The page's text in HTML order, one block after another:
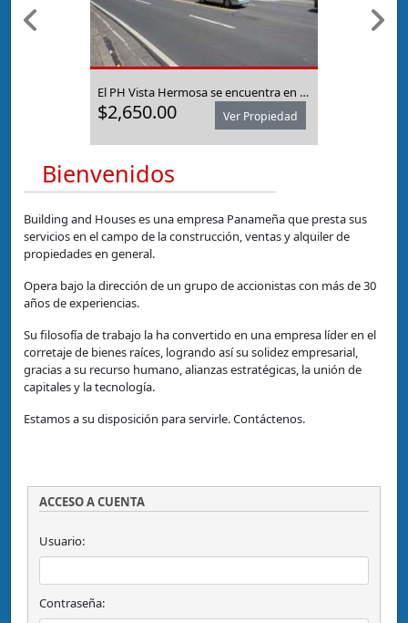
El PH Vista Hermosa se encuentra en un área céntrica, con acceso a la estación del Ingenio del metro de Panamá y Paradas de Metro Bus.
$2,650.00 Ver Propiedad
Previous Next
Bienvenidos
Building and Houses es una empresa Panameña que presta sus
servicios en el campo de la construcción, ventas y alquiler de
propiedades en general.
Opera bajo la dirección de un grupo de accionistas con más de 30
años de experiencias.
Su filosofía de trabajo la ha convertido en una empresa líder en el
corretaje de bienes raíces, logrando así su solidez empresarial,
gracias a su recurso humano, alianzas estratégicas, la unión de
capitales y la tecnología.
Estamos a su disposición para servirle. Contáctenos.
ACCESO A CUENTA
Usuario:
Contraseña: